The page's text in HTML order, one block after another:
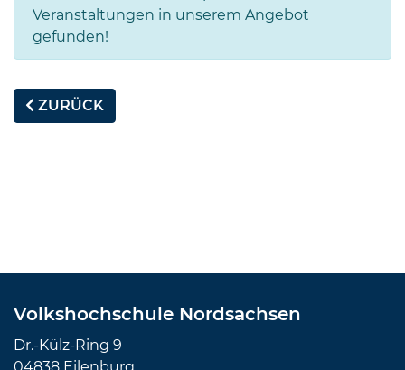
Veranstaltungen in unserem Angebot
gefunden!
ZURÜCK
Volkshochschule Nordsachsen
Dr.-Külz-Ring 9